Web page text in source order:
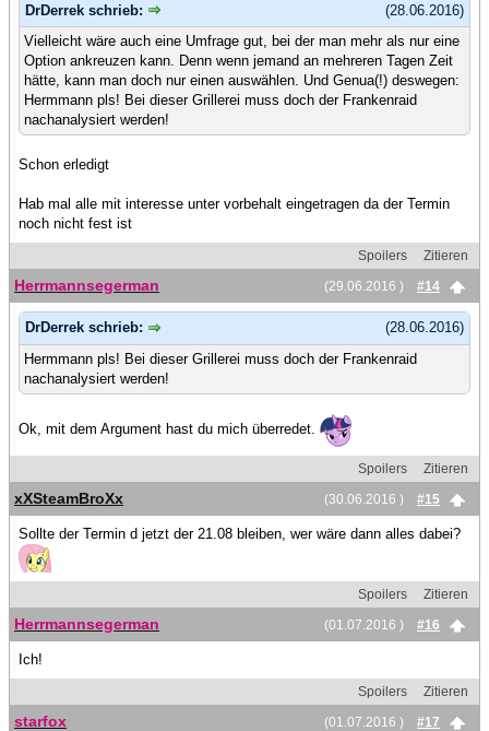
(28.06.2016)
DrDerrek schrieb:
Vielleicht wäre auch eine Umfrage gut, bei der man mehr als nur eine
Option ankreuzen kann. Denn wenn jemand an mehreren Tagen Zeit
hätte, kann man doch nur einen auswählen. Und Genua(!) deswegen:
Hermmann pls! Bei dieser Grillerei muss doch der Frankenraid
nachanalysiert werden!
Schon erledigt
Hab mal alle mit interesse unter vorbehalt eingetragen da der Termin
noch nicht fest ist
Spoilers
Zitieren
(29.06.2016 )
#14
Herrmannsegerman
(28.06.2016)
DrDerrek schrieb:
Hermmann pls! Bei dieser Grillerei muss doch der Frankenraid
nachanalysiert werden!
Ok, mit dem Argument hast du mich überredet.
Spoilers
Zitieren
(30.06.2016 )
#15
xXSteamBroXx
Sollte der Termin d jetzt der 21.08 bleiben, wer wäre dann alles dabei?
Spoilers
Zitieren
(01.07.2016 )
#16
Herrmannsegerman
Ich!
Spoilers
Zitieren
(01.07.2016 )
#17
starfox